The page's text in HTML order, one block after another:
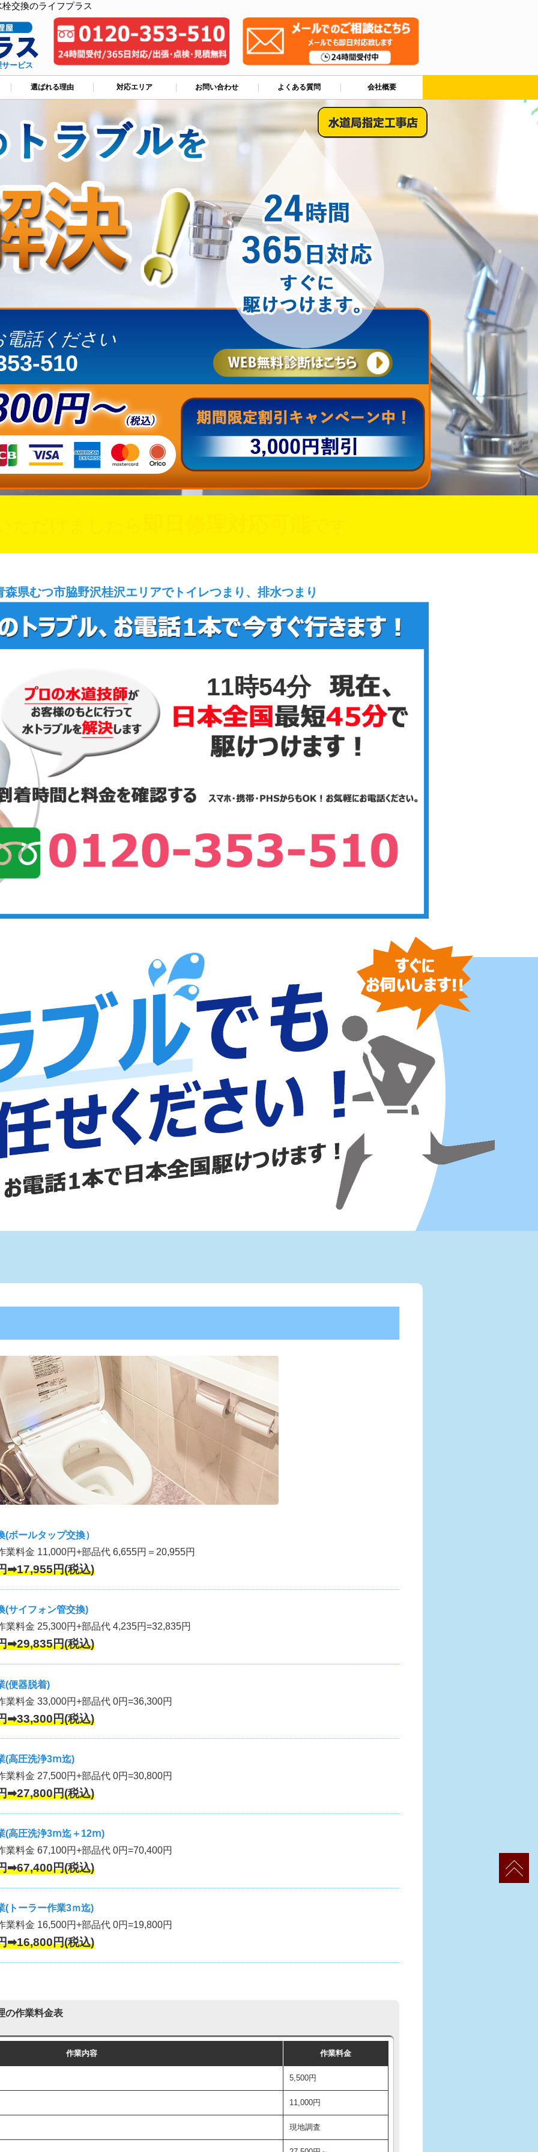
交換のライフプラス
ービス
選ばれる理由 対応エリア お問い合わせ よくある質問 会社概要
話ください
510
森県むつ市脇野沢桂沢エリアでトイレつまり、排水つまり
11時54分
ボールタップ交換）
業料金 11,000円+部品代 6,655円＝20,955円
➡17,955円(税込)
(サイフォン管交換)
業料金 25,300円+部品代 4,235円=32,835円
➡29,835円(税込)
(便器脱着)
業料金 33,000円+部品代 0円=36,300円
➡33,300円(税込)
(高圧洗浄3ⅿ迄)
業料金 27,500円+部品代 0円=30,800円
➡27,800円(税込)
(高圧洗浄3ⅿ迄＋12ⅿ)
業料金 67,100円+部品代 0円=70,400円
➡67,400円(税込)
(トーラー作業3ｍ迄)
業料金 16,500円+部品代 0円=19,800円
➡16,800円(税込)
の作業料金表
作業内容 作業料金
5,500円
11,000円
現地調査